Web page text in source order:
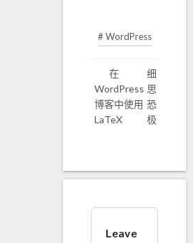
# WordPress
在
WordPress
博客中使用
LaTeX
细
思
恐
极